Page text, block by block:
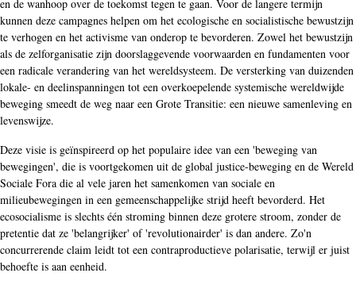
en de wanhoop over de toekomst tegen te gaan. Voor de langere termijn
kunnen deze campagnes helpen om het ecologische en socialistische bewustzijn
te verhogen en het activisme van onderop te bevorderen. Zowel het bewustzijn
als de zelforganisatie zijn doorslaggevende voorwaarden en fundamenten voor
een radicale verandering van het wereldsysteem. De versterking van duizenden
lokale- en deelinspanningen tot een overkoepelende systemische wereldwijde
beweging smeedt de weg naar een Grote Transitie: een nieuwe samenleving en
levenswijze.
Deze visie is geïnspireerd op het populaire idee van een 'beweging van
bewegingen', die is voortgekomen uit de global justice-beweging en de Wereld
Sociale Fora die al vele jaren het samenkomen van sociale en
milieubewegingen in een gemeenschappelijke strijd heeft bevorderd. Het
ecosocialisme is slechts één stroming binnen deze grotere stroom, zonder de
pretentie dat ze 'belangrijker' of 'revolutionairder' is dan andere. Zo'n
concurrerende claim leidt tot een contraproductieve polarisatie, terwijl er juist
behoefte is aan eenheid.